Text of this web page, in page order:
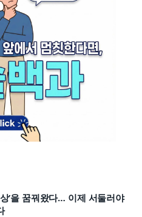
’을 꿈꿔왔다… 이제 서둘러야